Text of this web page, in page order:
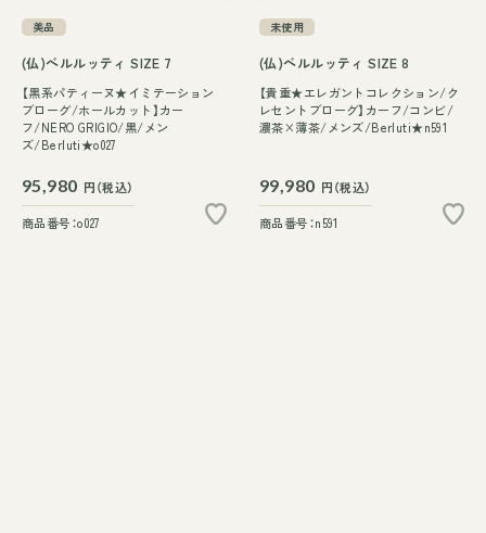
美品
(仏)ベルルッティ SIZE 7
【黒系パティーヌ★イミテーション
ブローグ/ホールカット】カー
フ/NERO GRIGIO/黒/メン
ズ/Berluti★o027
95,980 円（税込）
商品番号：o027
未使用
(仏)ベルルッティ SIZE 8
【貴重★エレガントコレクション/ク
レセントブローグ】カーフ/コンビ/
濃茶×薄茶/メンズ/Berluti★n591
99,980 円（税込）
商品番号：n591